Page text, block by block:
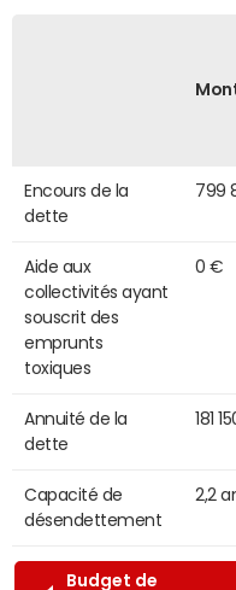
Encours de la
dette
799
Aide aux
collectivités ayant
souscrit des
emprunts
toxiques
0 €
Annuité de la
dette
181
Capacité de
désendettement
2,2
Budget de